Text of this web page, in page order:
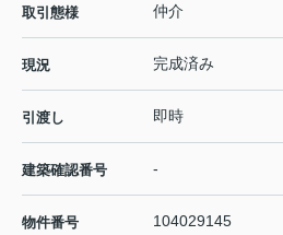
取引態様 仲介
現況 完成済み
引渡し 即時
建築確認番号 -
物件番号 104029145